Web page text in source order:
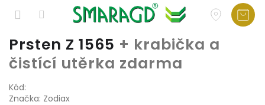
Přejít
obsah
Prsten Z 1565 + krabička a
čistící utěrka zdarma
Kód:
Značka: Zodiax